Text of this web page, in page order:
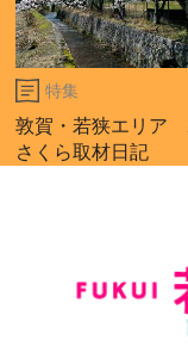
特集
敦賀・若狭エリア
さくら取材日記